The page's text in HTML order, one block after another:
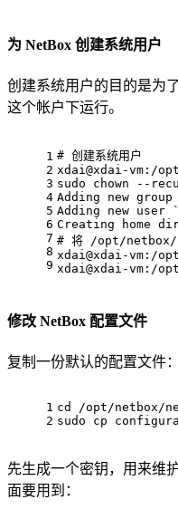
为 NetBox 创建系统用户
创建系统用户的目的是为
这个帐户下运行。
1
2
3
4
5
6
7
8
9
# 创建系统用户
xdai@xdai-vm:/
sudo chown --
Adding new
Adding new
Creating home
# 将 /opt/netbox/
xdai@xdai-vm:/
xdai@xdai-vm:/
修改 NetBox 配置文件
复制一份默认的配置文件：
1
2
cd /opt/netbox/
sudo cp
先生成一个密钥，用来维
面要用到：